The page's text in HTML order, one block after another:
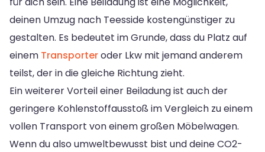
deinen Umzug nach Teesside kostengünstiger zu
gestalten. Es bedeutet im Grunde, dass du Platz auf
einem Transporteroder Lkw mit jemand anderem
teilst, der in die gleiche Richtung zieht.
Ein weiterer Vorteil einer Beiladung ist auch der
geringere Kohlenstoffausstoß im Vergleich zu einem
vollen Transport von einem großen Möbelwagen.
Wenn du also umweltbewusst bist und deine CO2-